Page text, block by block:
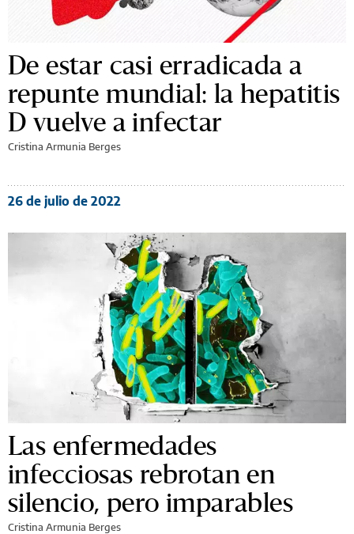
De estar casi erradicada a
repunte mundial: la hepatitis
D vuelve a infectar
Cristina Armunia Berges
26 de julio de 2022
Las enfermedades
infecciosas rebrotan en
silencio, pero imparables
Cristina Armunia Berges